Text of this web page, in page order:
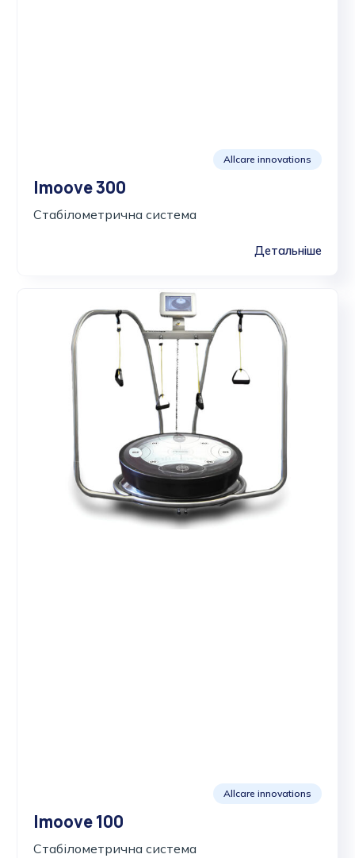
Allcare innovations
Imoove 300
Стабілометрична система
Детальніше
Allcare innovations
Imoove 100
Стабілометрична система